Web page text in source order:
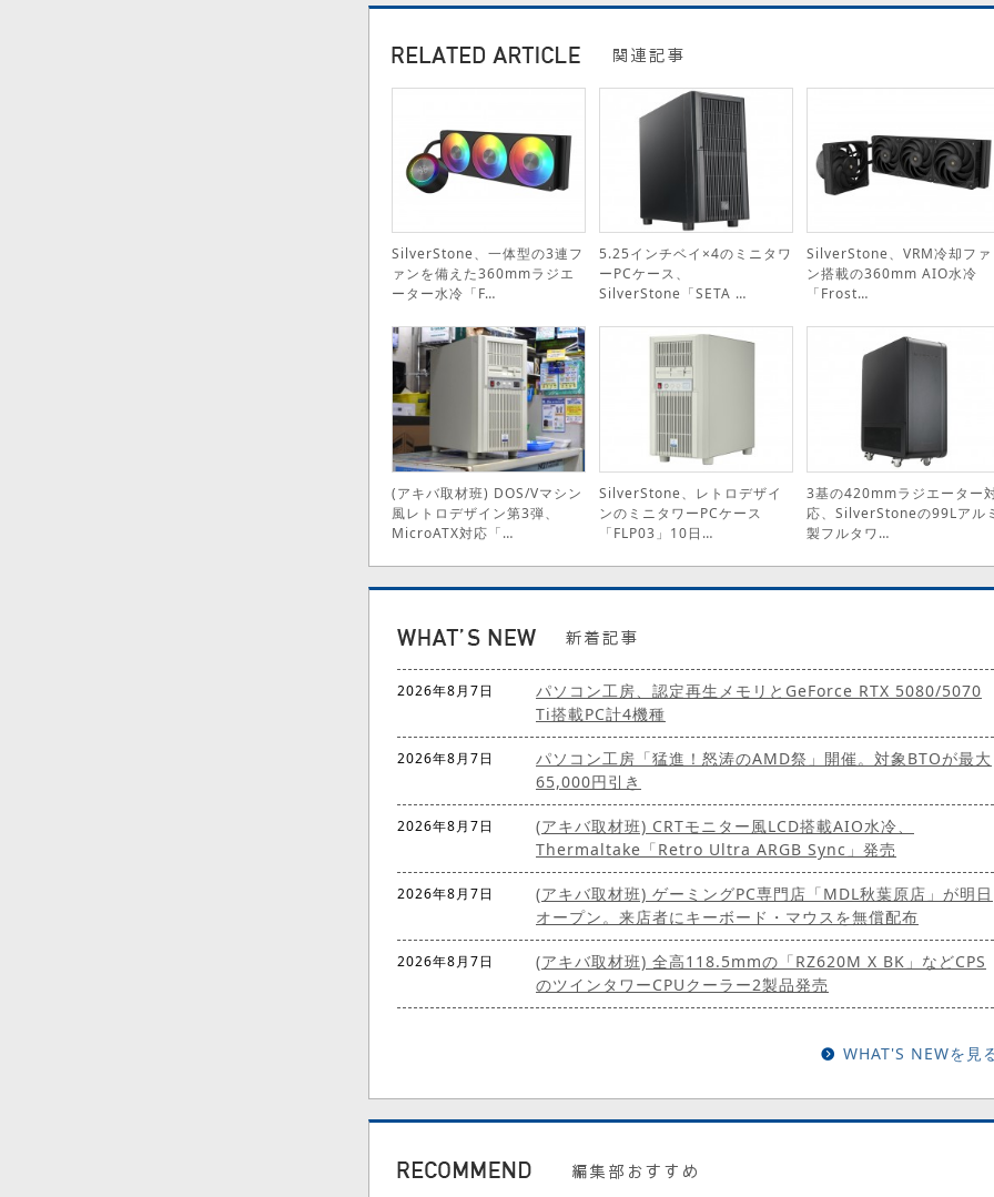
SilverStone、一体型の3連フ
ァンを備えた360mmラジエ
ーター水冷「F…
5.25インチベイ×4のミニタワ
ーPCケース、
SilverStone「SETA …
SilverStone、VRM冷却ファ
ン搭載の360mm AIO水冷
「Frost…
(アキバ取材班) DOS/Vマシン
風レトロデザイン第3弾、
MicroATX対応「…
SilverStone、レトロデザイ
ンのミニタワーPCケース
「FLP03」10日…
3基の420mmラジエーター
応、SilverStoneの99Lアル
製フルタワ…
2026年8月7日
パソコン工房、認定再生メモリとGeForce RTX 5080/5070
Ti搭載PC計4機種
2026年8月7日
パソコン工房「猛進！怒涛のAMD祭」開催。対象BTOが最大
65,000円引き
2026年8月7日
(アキバ取材班) CRTモニター風LCD搭載AIO水冷、
Thermaltake「Retro Ultra ARGB Sync」発売
2026年8月7日
(アキバ取材班) ゲーミングPC専門店「MDL秋葉原店」が明日
オープン。来店者にキーボード・マウスを無償配布
2026年8月7日
(アキバ取材班) 全高118.5mmの「RZ620M X BK」などCPS
のツインタワーCPUクーラー2製品発売
WHAT'S NEWを見